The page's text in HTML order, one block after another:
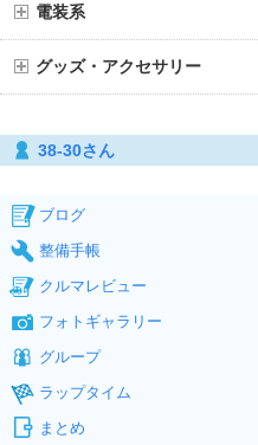
電装系
グッズ・アクセサリー
38-30さん
ブログ
整備手帳
クルマレビュー
フォトギャラリー
グループ
ラップタイム
まとめ